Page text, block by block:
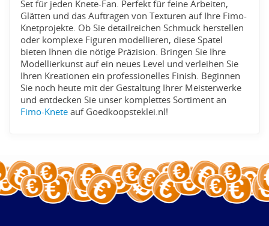
Set für jeden Knete-Fan. Perfekt für feine Arbeiten,
Glätten und das Auftragen von Texturen auf Ihre Fimo-
Knetprojekte. Ob Sie detailreichen Schmuck herstellen
oder komplexe Figuren modellieren, diese Spatel
bieten Ihnen die nötige Präzision. Bringen Sie Ihre
Modellierkunst auf ein neues Level und verleihen Sie
Ihren Kreationen ein professionelles Finish. Beginnen
Sie noch heute mit der Gestaltung Ihrer Meisterwerke
und entdecken Sie unser komplettes Sortiment an
Fimo-Knete auf Goedkoopsteklei.nl!